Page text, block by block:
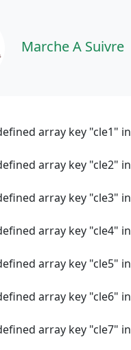
Marche A Suivre
array key "cle1" in
array key "cle2" in
array key "cle3" in
array key "cle4" in
array key "cle5" in
array key "cle6" in
array key "cle7" in